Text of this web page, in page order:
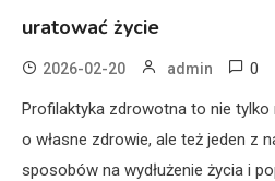
uratować życie
2026-02-20 admin 0
Profilaktyka zdrowotna to nie
o własne zdrowie, ale też jeden z
sposobów na wydłużenie życia i